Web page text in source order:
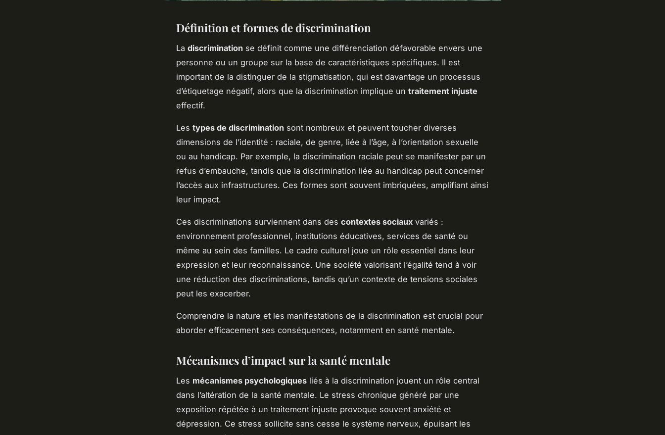
Définition et formes de discrimination
La discrimination se définit comme une différenciation défavorable envers une
personne ou un groupe sur la base de caractéristiques spécifiques. Il est
important de la distinguer de la stigmatisation, qui est davantage un processus
d’étiquetage négatif, alors que la discrimination implique un traitement injuste
effectif.
Les types de discrimination sont nombreux et peuvent toucher diverses
dimensions de l’identité : raciale, de genre, liée à l’âge, à l’orientation sexuelle
ou au handicap. Par exemple, la discrimination raciale peut se manifester par un
refus d’embauche, tandis que la discrimination liée au handicap peut concerner
l’accès aux infrastructures. Ces formes sont souvent imbriquées, amplifiant ainsi
leur impact.
Ces discriminations surviennent dans des contextes sociaux variés :
environnement professionnel, institutions éducatives, services de santé ou
même au sein des familles. Le cadre culturel joue un rôle essentiel dans leur
expression et leur reconnaissance. Une société valorisant l’égalité tend à voir
une réduction des discriminations, tandis qu’un contexte de tensions sociales
peut les exacerber.
Comprendre la nature et les manifestations de la discrimination est crucial pour
aborder efficacement ses conséquences, notamment en santé mentale.
Mécanismes d’impact sur la santé mentale
Les mécanismes psychologiques liés à la discrimination jouent un rôle central
dans l’altération de la santé mentale. Le stress chronique généré par une
exposition répétée à un traitement injuste provoque souvent anxiété et
dépression. Ce stress sollicite sans cesse le système nerveux, épuisant les